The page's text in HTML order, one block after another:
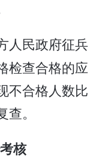
人民政府征兵
检查合格的应
不合格人数比
。
核